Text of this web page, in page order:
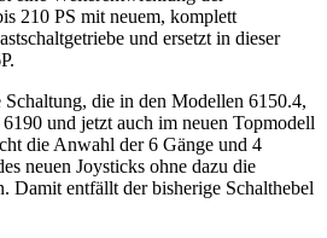
210 PS mit neuem, komplett
und ersetzt in dieser
Schaltung, die in den Modellen 6150.4,
und jetzt auch im neuen Topmodell
die Anwahl der 6 Gänge und 4
neuen Joysticks ohne dazu die
Damit entfällt der bisherige Schalthebel